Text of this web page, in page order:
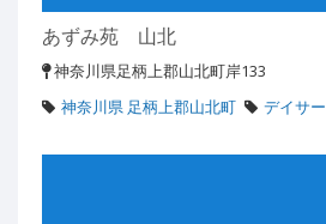
あずみ苑 山北
神奈川県足柄上郡山北町岸133
神奈川県 足柄上郡山北町
デイサ